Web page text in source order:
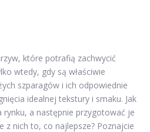
które potrafią zachwycić
wtedy, gdy są właściwie
szparagów i ich odpowiednie
idealnej tekstury i smaku. Jak
rynku, a następnie przygotować je
z nich to, co najlepsze? Poznajcie